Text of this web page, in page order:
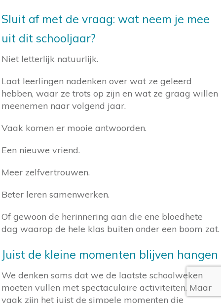
Sluit af met de vraag: wat neem je mee
uit dit schooljaar?
Niet letterlijk natuurlijk.
Laat leerlingen nadenken over wat ze geleerd
hebben, waar ze trots op zijn en wat ze graag willen
meenemen naar volgend jaar.
Vaak komen er mooie antwoorden.
Een nieuwe vriend.
Meer zelfvertrouwen.
Beter leren samenwerken.
Of gewoon de herinnering aan die ene bloedhete
dag waarop de hele klas buiten onder een boom zat.
Juist de kleine momenten blijven hangen
We denken soms dat we de laatste schoolweken
moeten vullen met spectaculaire activiteiten. Maar
vaak zijn het juist de simpele momenten die